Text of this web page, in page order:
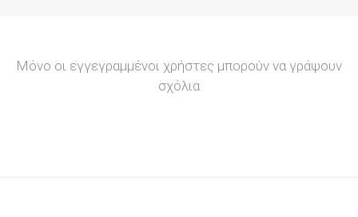
Μόνο οι εγγεγραμμένοι χρήστες μπορούν να γράψουν
σχόλια